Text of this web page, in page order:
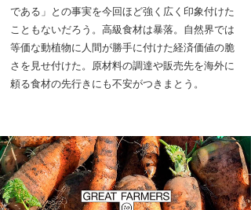
である」との事実を今回ほど強く広く印象付けた
こともないだろう。高級食材は暴落。自然界では
等価な動植物に人間が勝手に付けた経済価値の脆
さを見せ付けた。原材料の調達や販売先を海外に
頼る食材の先行きにも不安がつきまとう。